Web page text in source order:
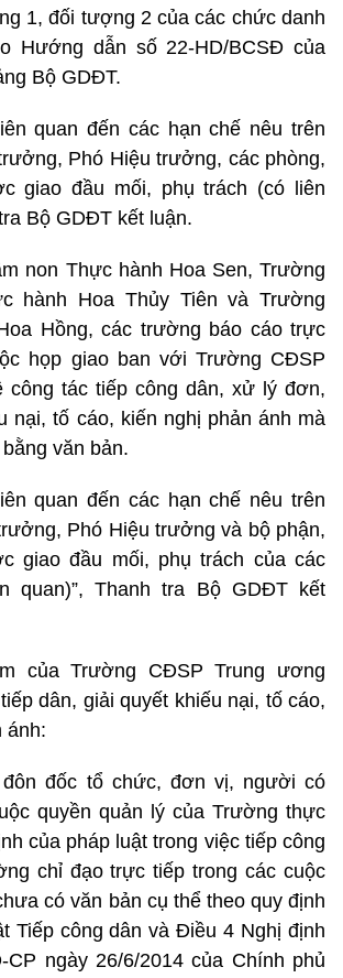
1, đối tượng 2 của các chức danh
Hướng dẫn số 22-HD/BCSĐ của
Bộ GDĐT.
quan đến các hạn chế nêu trên
Phó Hiệu trưởng, các phòng,
giao đầu mối, phụ trách (có liên
Bộ GDĐT kết luận.
non Thực hành Hoa Sen, Trường
hành Hoa Thủy Tiên và Trường
Hồng, các trường báo cáo trực
họp giao ban với Trường CĐSP
công tác tiếp công dân, xử lý đơn,
nại, tố cáo, kiến nghị phản ánh mà
văn bản.
quan đến các hạn chế nêu trên
Phó Hiệu trưởng và bộ phận,
giao đầu mối, phụ trách của các
quan)”, Thanh tra Bộ GDĐT kết
của Trường CĐSP Trung ương
dân, giải quyết khiếu nại, tố cáo,
ánh:
đốc tổ chức, đơn vị, người có
quyền quản lý của Trường thực
của pháp luật trong việc tiếp công
chỉ đạo trực tiếp trong các cuộc
có văn bản cụ thể theo quy định
Tiếp công dân và Điều 4 Nghị định
CP ngày 26/6/2014 của Chính phủ